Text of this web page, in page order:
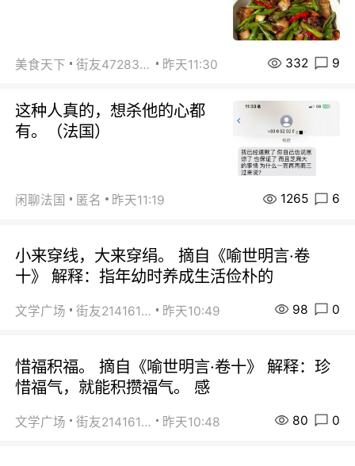
美食天下 街友472838572 昨天11:30 332 9
这种人真的，想杀他的心都
有。（法国）
闲聊法国 匿名 昨天11:19 1265 6
小来穿线，大来穿绢。 摘自《喻世明言·卷
十》 解释：指年幼时养成生活俭朴的
文学广场 街友21416156 昨天10:49 98 0
惜福积福。 摘自《喻世明言·卷十》 解释：珍
惜福气，就能积攒福气。 感
文学广场 街友21416156 昨天10:48 80 0